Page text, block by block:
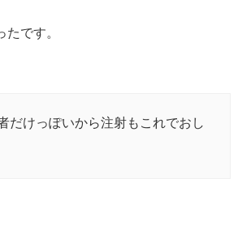
です。
だけっぽいから注射もこれでおし